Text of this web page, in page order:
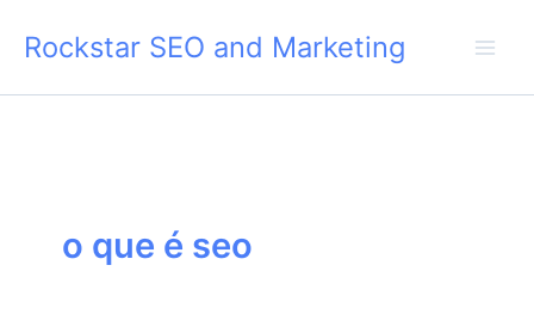
Rockstar SEO and Marketing
o que é seo